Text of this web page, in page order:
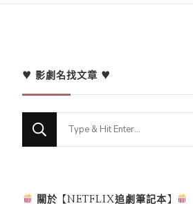
♥ 影劇名找文章 ♥
Looking
關於【NETFLIX追劇筆記本】